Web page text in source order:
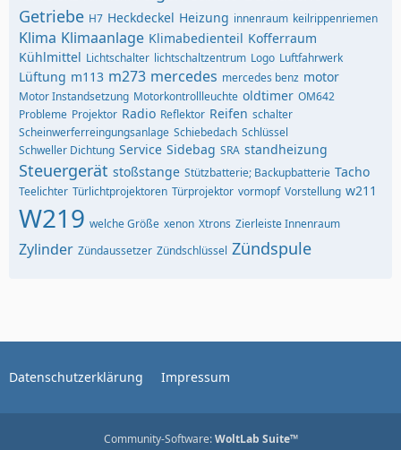
Getriebe H7 Heckdeckel Heizung innenraum keilrippenriemen
Klima Klimaanlage Klimabedienteil Kofferraum
Kühlmittel Lichtschalter lichtschaltzentrum Logo Luftfahrwerk
Lüftung m113 m273 mercedes mercedes benz motor
Motor Instandsetzung Motorkontrollleuchte oldtimer OM642
Probleme Projektor Radio Reflektor Reifen schalter
Scheinwerferreingungsanlage Schiebedach Schlüssel
Schweller Dichtung Service Sidebag SRA standheizung
Steuergerät stoßstange Stützbatterie; Backupbatterie Tacho
Teelichter Türlichtprojektoren Türprojektor vormopf Vorstellung w211
W219 welche Größe xenon Xtrons Zierleiste Innenraum
Zylinder Zündaussetzer Zündschlüssel Zündspule
Datenschutzerklärung Impressum
Community-Software:WoltLab Suite™